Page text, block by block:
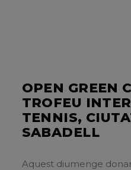
OPEN GREEN
TROFEU
TENNIS,
SABADELL
Aquest diumenge